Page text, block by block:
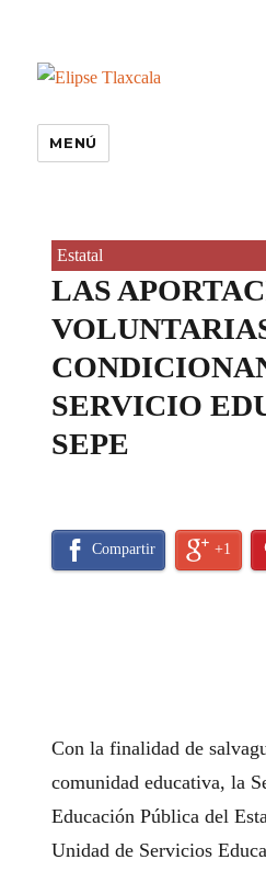
MENÚ
Estatal
LAS
SERVICIO
SEPE
Compartir +1
Con la finalidad de
comunidad educativa, la
Educación Pública del
Unidad de Servicios